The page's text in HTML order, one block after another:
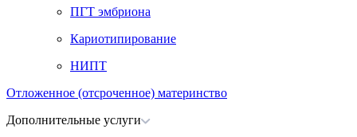
ПГТ эмбриона
Кариотипирование
НИПТ
Отложенное (отсроченное) материнство
Дополнительные услуги